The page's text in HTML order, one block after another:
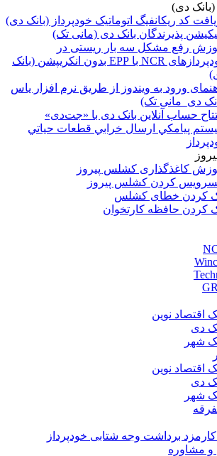
دی)
کد ریکانفیگ اتوماتیک خودپرداز (بانک دی)
پذیرندگان بانک دی (مانی تک)
رفع مشکل سه بار ریستی در
خودپردازهای NCR با EPP بدون‌ انکریپشن (بانک
ورود به ویندوز از طریق نرم افزار یاس
دی_مانی تک)
حساب آنلاین بانک دی با «جت‌دی»
پيامكي ارسال خرابي قطعات حياتي
کاغذگذاری کشلس پیروز
کردن کشلس پیروز
کردن خطای کشلس
کردن حافظه کارتخوان
اقتصاد نوین
دی
شهر
اقتصاد نوین
دی
شهر
برداشت وجه شتابی خودپرداز
و مشاوره